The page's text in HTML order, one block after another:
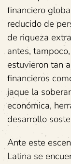
financiero
reducido de
de riqueza
antes,
estuvieron tan
financieros
jaque la
económica,
desarrollo
Ante este
Latina se